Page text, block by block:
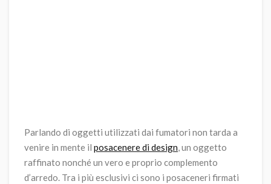
Parlando di oggetti utilizzati dai fumatori non tarda a
venire in mente il posacenere di design, un oggetto
raffinato nonché un vero e proprio complemento
d’arredo. Tra i più esclusivi ci sono i posaceneri firmati